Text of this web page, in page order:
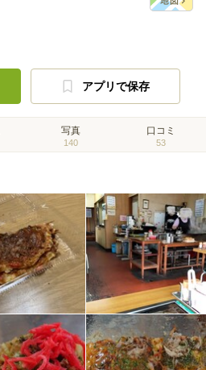
アプリで保存
写真
140
口コミ
53